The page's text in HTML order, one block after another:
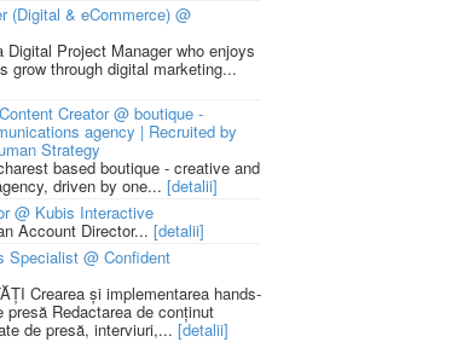
(Digital & eCommerce) @
Digital Project Manager who enjoys
grow through digital marketing...
Creator @ boutique -
agency | Recruited by
Strategy
based boutique - creative and
driven by one... [detalii]
@ Kubis Interactive
Account Director... [detalii]
Specialist @ Confident
Crearea și implementarea hands-
presă Redactarea de conținut
de presă, interviuri,... [detalii]